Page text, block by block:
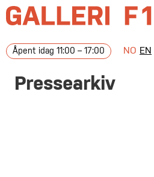
Åpent idag 11:00 – 17:00 NO EN
Pressearkiv